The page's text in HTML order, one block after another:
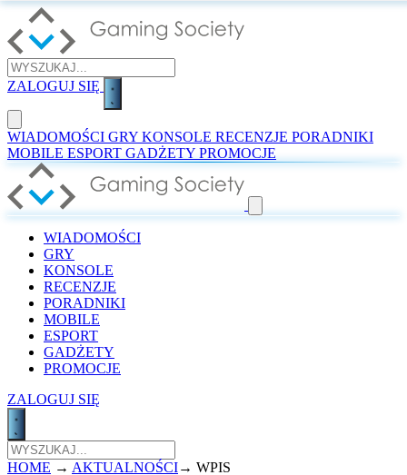
ZALOGUJ SIĘ
WIADOMOŚCI GRY KONSOLE RECENZJE PORADNIKI
MOBILE ESPORT GADŻETY PROMOCJE
WIADOMOŚCI
GRY
KONSOLE
RECENZJE
PORADNIKI
MOBILE
ESPORT
GADŻETY
PROMOCJE
ZALOGUJ SIĘ
HOME → AKTUALNOŚCI→ WPIS